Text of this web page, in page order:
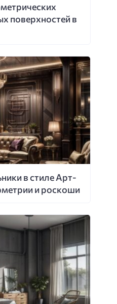
поверхностей в
в стиле Арт-
и роскоши